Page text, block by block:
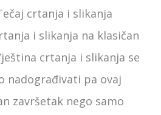
crtanja i slikanja
i slikanja na klasičan
crtanja i slikanja se
nadograđivati pa ovaj
završetak nego samo